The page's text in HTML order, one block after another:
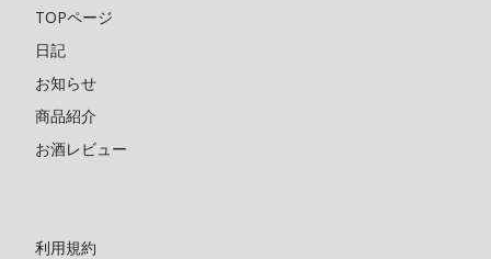
TOPページ
日記
お知らせ
商品紹介
お酒レビュー
利用規約